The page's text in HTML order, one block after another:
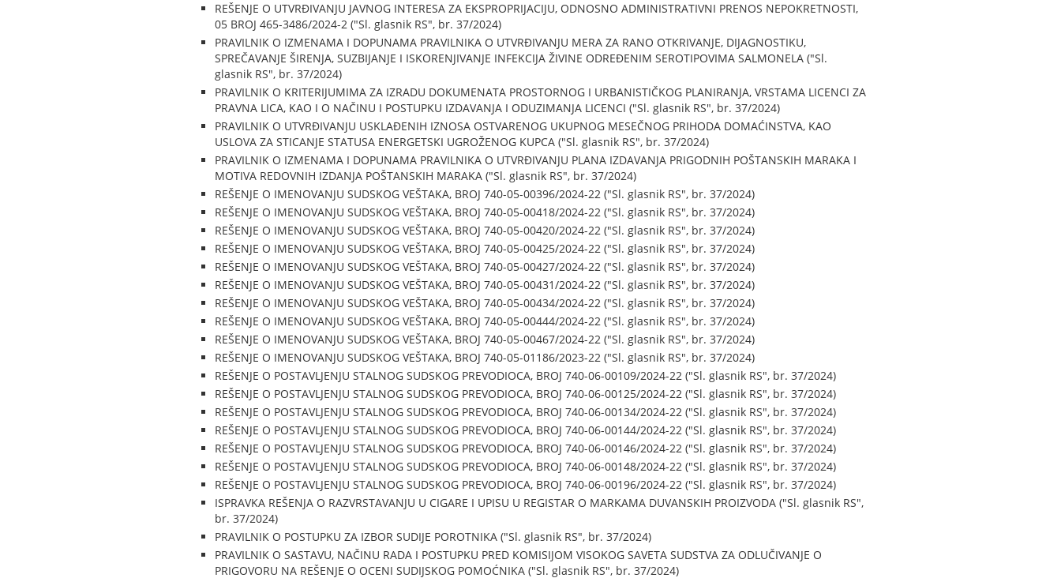
REŠENJE O UTVRĐIVANJU JAVNOG INTERESA ZA EKSPROPRIJACIJU, ODNOSNO ADMINISTRATIVNI PRENOS NEPOKRETNOSTI,
05 BROJ 465-3486/2024-2 ("Sl. glasnik RS", br. 37/2024)
PRAVILNIK O IZMENAMA I DOPUNAMA PRAVILNIKA O UTVRĐIVANJU MERA ZA RANO OTKRIVANJE, DIJAGNOSTIKU,
SPREČAVANJE ŠIRENJA, SUZBIJANJE I ISKORENJIVANJE INFEKCIJA ŽIVINE ODREĐENIM SEROTIPOVIMA SALMONELA ("Sl.
glasnik RS", br. 37/2024)
PRAVILNIK O KRITERIJUMIMA ZA IZRADU DOKUMENATA PROSTORNOG I URBANISTIČKOG PLANIRANJA, VRSTAMA LICENCI ZA
PRAVNA LICA, KAO I O NAČINU I POSTUPKU IZDAVANJA I ODUZIMANJA LICENCI ("Sl. glasnik RS", br. 37/2024)
PRAVILNIK O UTVRĐIVANJU USKLAĐENIH IZNOSA OSTVARENOG UKUPNOG MESEČNOG PRIHODA DOMAĆINSTVA, KAO
USLOVA ZA STICANJE STATUSA ENERGETSKI UGROŽENOG KUPCA ("Sl. glasnik RS", br. 37/2024)
PRAVILNIK O IZMENAMA I DOPUNAMA PRAVILNIKA O UTVRĐIVANJU PLANA IZDAVANJA PRIGODNIH POŠTANSKIH MARAKA I
MOTIVA REDOVNIH IZDANJA POŠTANSKIH MARAKA ("Sl. glasnik RS", br. 37/2024)
REŠENJE O IMENOVANJU SUDSKOG VEŠTAKA, BROJ 740-05-00396/2024-22 ("Sl. glasnik RS", br. 37/2024)
REŠENJE O IMENOVANJU SUDSKOG VEŠTAKA, BROJ 740-05-00418/2024-22 ("Sl. glasnik RS", br. 37/2024)
REŠENJE O IMENOVANJU SUDSKOG VEŠTAKA, BROJ 740-05-00420/2024-22 ("Sl. glasnik RS", br. 37/2024)
REŠENJE O IMENOVANJU SUDSKOG VEŠTAKA, BROJ 740-05-00425/2024-22 ("Sl. glasnik RS", br. 37/2024)
REŠENJE O IMENOVANJU SUDSKOG VEŠTAKA, BROJ 740-05-00427/2024-22 ("Sl. glasnik RS", br. 37/2024)
REŠENJE O IMENOVANJU SUDSKOG VEŠTAKA, BROJ 740-05-00431/2024-22 ("Sl. glasnik RS", br. 37/2024)
REŠENJE O IMENOVANJU SUDSKOG VEŠTAKA, BROJ 740-05-00434/2024-22 ("Sl. glasnik RS", br. 37/2024)
REŠENJE O IMENOVANJU SUDSKOG VEŠTAKA, BROJ 740-05-00444/2024-22 ("Sl. glasnik RS", br. 37/2024)
REŠENJE O IMENOVANJU SUDSKOG VEŠTAKA, BROJ 740-05-00467/2024-22 ("Sl. glasnik RS", br. 37/2024)
REŠENJE O IMENOVANJU SUDSKOG VEŠTAKA, BROJ 740-05-01186/2023-22 ("Sl. glasnik RS", br. 37/2024)
REŠENJE O POSTAVLJENJU STALNOG SUDSKOG PREVODIOCA, BROJ 740-06-00109/2024-22 ("Sl. glasnik RS", br. 37/2024)
REŠENJE O POSTAVLJENJU STALNOG SUDSKOG PREVODIOCA, BROJ 740-06-00125/2024-22 ("Sl. glasnik RS", br. 37/2024)
REŠENJE O POSTAVLJENJU STALNOG SUDSKOG PREVODIOCA, BROJ 740-06-00134/2024-22 ("Sl. glasnik RS", br. 37/2024)
REŠENJE O POSTAVLJENJU STALNOG SUDSKOG PREVODIOCA, BROJ 740-06-00144/2024-22 ("Sl. glasnik RS", br. 37/2024)
REŠENJE O POSTAVLJENJU STALNOG SUDSKOG PREVODIOCA, BROJ 740-06-00146/2024-22 ("Sl. glasnik RS", br. 37/2024)
REŠENJE O POSTAVLJENJU STALNOG SUDSKOG PREVODIOCA, BROJ 740-06-00148/2024-22 ("Sl. glasnik RS", br. 37/2024)
REŠENJE O POSTAVLJENJU STALNOG SUDSKOG PREVODIOCA, BROJ 740-06-00196/2024-22 ("Sl. glasnik RS", br. 37/2024)
ISPRAVKA REŠENJA O RAZVRSTAVANJU U CIGARE I UPISU U REGISTAR O MARKAMA DUVANSKIH PROIZVODA ("Sl. glasnik RS",
br. 37/2024)
PRAVILNIK O POSTUPKU ZA IZBOR SUDIJE POROTNIKA ("Sl. glasnik RS", br. 37/2024)
PRAVILNIK O SASTAVU, NAČINU RADA I POSTUPKU PRED KOMISIJOM VISOKOG SAVETA SUDSTVA ZA ODLUČIVANJE O
PRIGOVORU NA REŠENJE O OCENI SUDIJSKOG POMOĆNIKA ("Sl. glasnik RS", br. 37/2024)